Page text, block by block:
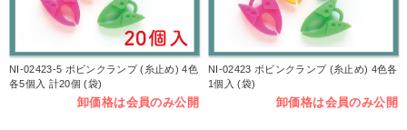
NI-02423-5 ボビンクランプ (糸止め) 4色
各5個入 計20個 (袋)
卸価格は会員のみ公開
NI-02423 ボビンクランプ (糸止め) 4色各
1個入 (袋)
卸価格は会員のみ公開